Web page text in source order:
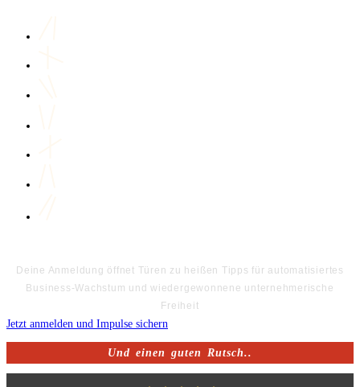
Deine Anmeldung öffnet Türen zu heißen Tipps für automatisiertes
Business-Wachstum und wiedergewonnene unternehmerische
Freiheit
Jetzt anmelden und Impulse sichern
Und einen guten Rutsch..